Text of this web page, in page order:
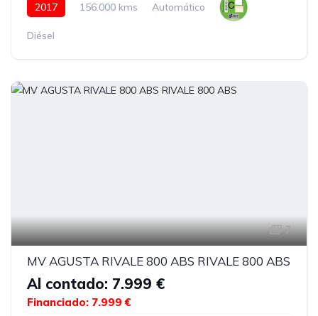
2017 156.000 kms Automático
Diésel
7
MV AGUSTA RIVALE 800 ABS RIVALE 800 ABS
Al contado: 7.999 €
Financiado: 7.999 €